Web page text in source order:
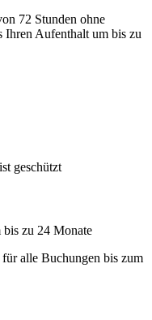
72 Stunden ohne
Ihren Aufenthalt um bis zu
geschützt
bis zu 24 Monate
alle Buchungen bis zum